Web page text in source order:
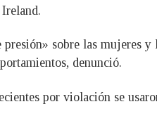
sobre las mujeres
denunció.
por violación se